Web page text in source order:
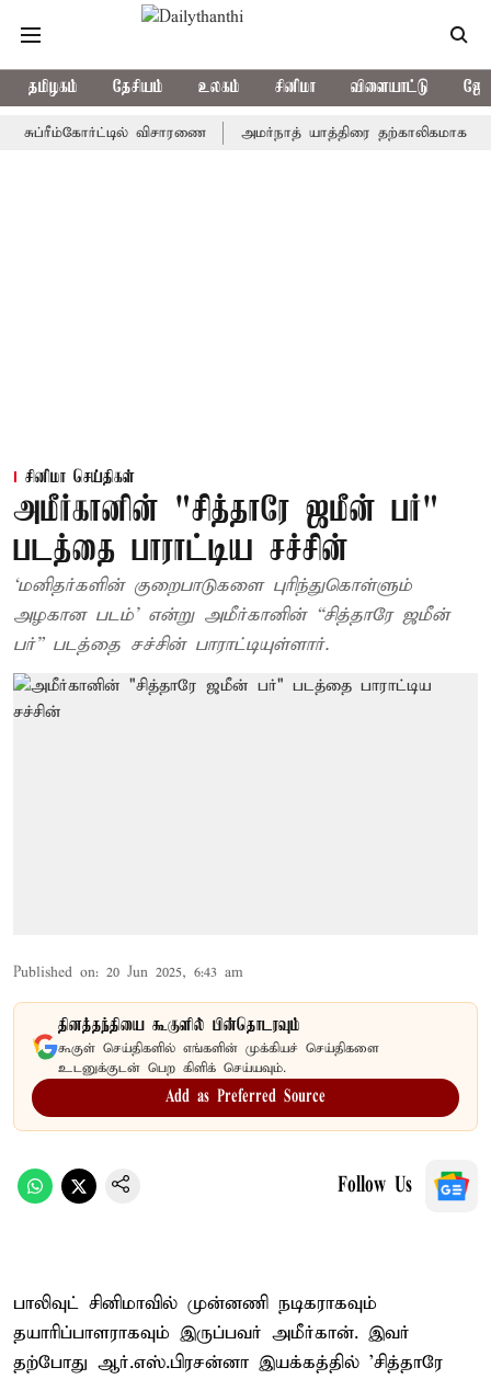
தமிழகம் தேசியம் உலகம் சினிமா விளையாட்டு
விசாரணை அமர்நாத் யாத்திரை தற்காலிகமாக நிறுத்தம்
சினிமா செய்திகள்
அமீர்கானின் "சித்தாரே ஜமீன் பர்"
படத்தை பாராட்டிய சச்சின்
‘மனிதர்களின் குறைபாடுகளை புரிந்துகொள்ளும்
அழகான படம்’ என்று அமீர்கானின் “சித்தாரே ஜமீன்
பர்” படத்தை சச்சின் பாராட்டியுள்ளார்.
Published on: 20 Jun 2025, 6:43 am
தினத்தந்தியை கூகுளில் பின்தொடரவும்
கூகுள் செய்திகளில் எங்களின் முக்கியச் செய்திகளை
உடனுக்குடன் பெற கிளிக் செய்யவும்.
Add as Preferred Source
Follow Us
பாலிவுட் சினிமாவில் முன்னணி நடிகராகவும்
தயாரிப்பாளராகவும் இருப்பவர் அமீர்கான். இவர்
தற்போது ஆர்.எஸ்.பிரசன்னா இயக்கத்தில் 'சித்தாரே